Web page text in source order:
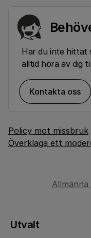
Har du inte hittat
alltid höra av dig
Kontakta oss
Policy mot missbruk
Överklaga ett
Utvalt